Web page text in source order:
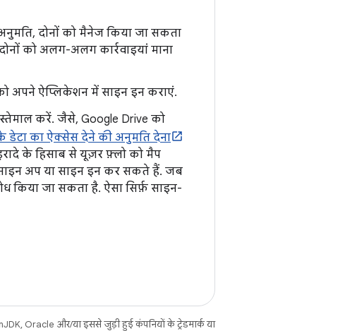
दोनों को मैनेज किया जा सकता
को अलग-अलग कार्रवाइयां माना
अपने ऐप्लिकेशन में साइन इन कराएं.
करें. जैसे, Google Drive को
डेटा का ऐक्सेस देने की अनुमति देना
के हिसाब से यूज़र फ़्लो को मैप
अप या साइन इन कर सकते हैं. जब
जा सकता है. ऐसा सिर्फ़ साइन-
Oracle और/या इससे जुड़ी हुई कंपनियों के ट्रेडमार्क या